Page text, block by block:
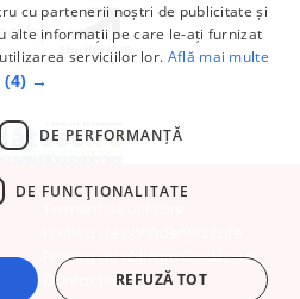
Politica de utilizare Cookie-uri
Contactează-ne
cu partenerii noștri de publicitate și
alte informații pe care le-ați furnizat
serviciilor lor. Află mai multe
(4) →
DE PERFORMANȚĂ
DE FUNCŢIONALITATE
REFUZĂ TOT